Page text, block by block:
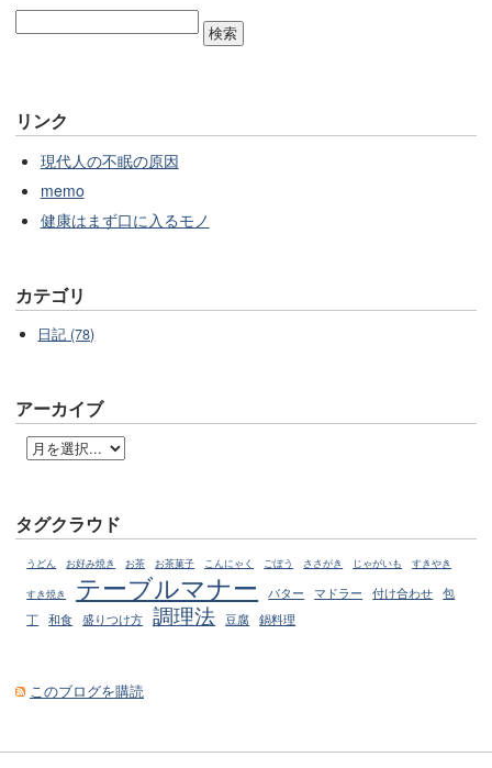
リンク
現代人の不眠の原因
memo
健康はまず口に入るモノ
カテゴリ
日記 (78)
アーカイブ
タグクラウド
うどん お好み焼き お茶 お茶菓子 こんにゃく ごぼう ささがき じゃがいも すきやき
すき焼き テーブルマナー バター マドラー 付け合わせ
包
丁 和食 盛りつけ方 調理法 豆腐 鍋料理
このブログを購読